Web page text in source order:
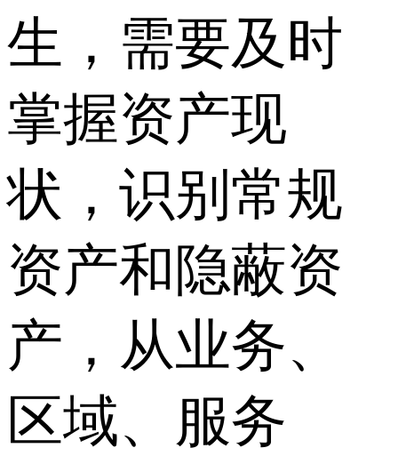
生，需要及时
掌握资产现
状，识别常规
资产和隐蔽资
产，从业务、
区域、服务